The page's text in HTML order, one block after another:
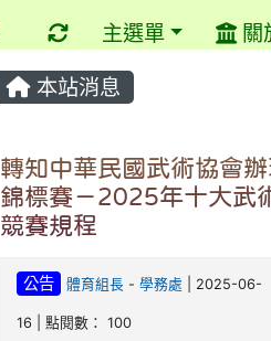
重新取得佈景設定
主選單 關
本站消息
轉知中華民國武術協會
錦標賽－2025年十大武
競賽規程
公告 體育組長- 學務處 | 2025-06-
16 | 點閱數： 100